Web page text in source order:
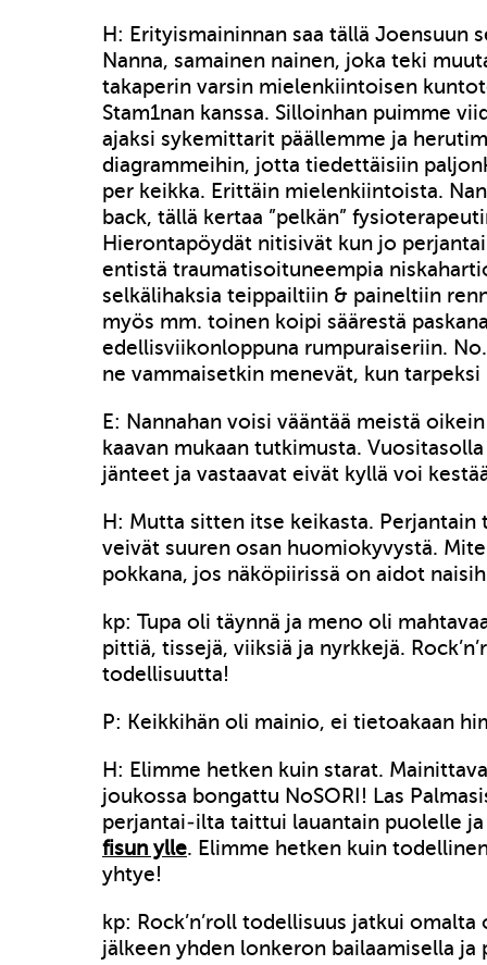
H: Erityismaininnan saa tällä Joensuun
Nanna, samainen nainen, joka teki
takaperin varsin mielenkiintoisen
Stam1nan kanssa. Silloinhan puimme
ajaksi sykemittarit päällemme ja
diagrammeihin, jotta tiedettäisiin
per keikka. Erittäin mielenkiintoista.
back, tällä kertaa ”pelkän”
Hierontapöydät nitisivät kun jo
entistä traumatisoituneempia
selkälihaksia teippailtiin & paineltiin
myös mm. toinen koipi säärestä
edellisviikonloppuna rumpuraiseriin.
ne vammaisetkin menevät, kun
E: Nannahan voisi vääntää meistä
kaavan mukaan tutkimusta.
jänteet ja vastaavat eivät kyllä voi
H: Mutta sitten itse keikasta. Perjantain
veivät suuren osan huomiokyvystä.
pokkana, jos näköpiirissä on aidot
kp: Tupa oli täynnä ja meno oli
pittiä, tissejä, viiksiä ja nyrkkejä.
todellisuutta!
P: Keikkihän oli mainio, ei tietoakaan
H: Elimme hetken kuin starat.
joukossa bongattu NoSORI! Las
perjantai-ilta taittui lauantain puolelle
fisun ylle. Elimme hetken kuin
yhtye!
kp: Rock’n’roll todellisuus jatkui omalta
jälkeen yhden lonkeron bailaamisella ja